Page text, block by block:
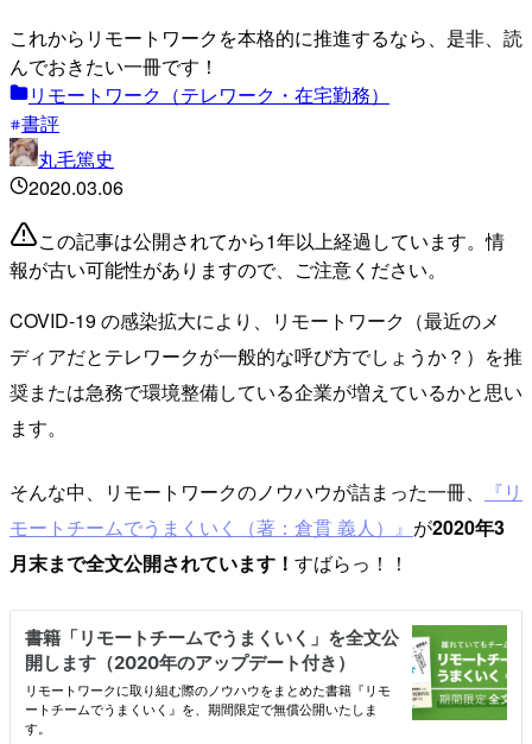
これからリモートワークを本格的に推進するなら、是非、読
んでおきたい一冊です！
リモートワーク（テレワーク・在宅勤務）
書評
丸毛篤史
2020.03.06
この記事は公開されてから1年以上経過しています。情
報が古い可能性がありますので、ご注意ください。
COVID-19 の感染拡大により、リモートワーク（最近のメ
ディアだとテレワークが一般的な呼び方でしょうか？）を推
奨または急務で環境整備している企業が増えているかと思い
ます。
そんな中、リモートワークのノウハウが詰まった一冊、
『リ
モートチームでうまくいく（著：倉貫 義人）』 が2020年3
月末まで全文公開されています！ すばらっ！！